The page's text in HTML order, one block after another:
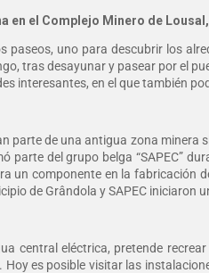
en el Complejo Minero de
paseos, uno para descubrir los
tras desayunar y pasear por el
interesantes, en el que también
parte de una antigua zona minera
parte del grupo belga “SAPEC”
un componente en la fabricación
de Grândola y SAPEC
central eléctrica, pretende
es posible visitar las